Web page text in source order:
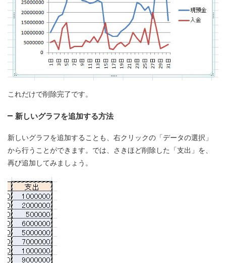
これだけで削除完了です。
新しいグラフを追加する方法
新しいグラフを追加することも、右クリックの「データの選択」
から行うことができます。では、さきほど削除した「支出」を、
再び追加してみましょう。